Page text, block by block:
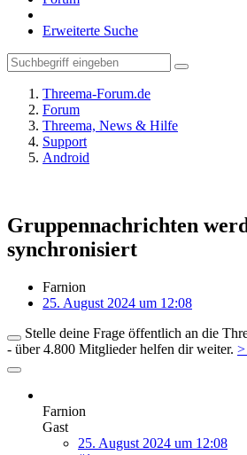
Erweiterte Suche
Threema-Forum.de
Forum
Threema, News & Hilfe
Support
Android
Gruppennachrichten
synchronisiert
Farnion
25. August 2024 um 12:08
Stelle deine Frage öffentlich an die
- über 4.800 Mitglieder helfen dir weiter. >
Farnion
Gast
25. August 2024 um 12:08